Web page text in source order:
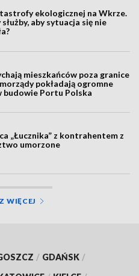
ekologicznej na Wkrze.
służby, aby sytuacja się nie
mieszkańców poza granice
pokładają ogromne
budowie Portu Polska
„Łucznika” z kontrahentem z
umorzone
WIĘCEJ
/ GDAŃSK /